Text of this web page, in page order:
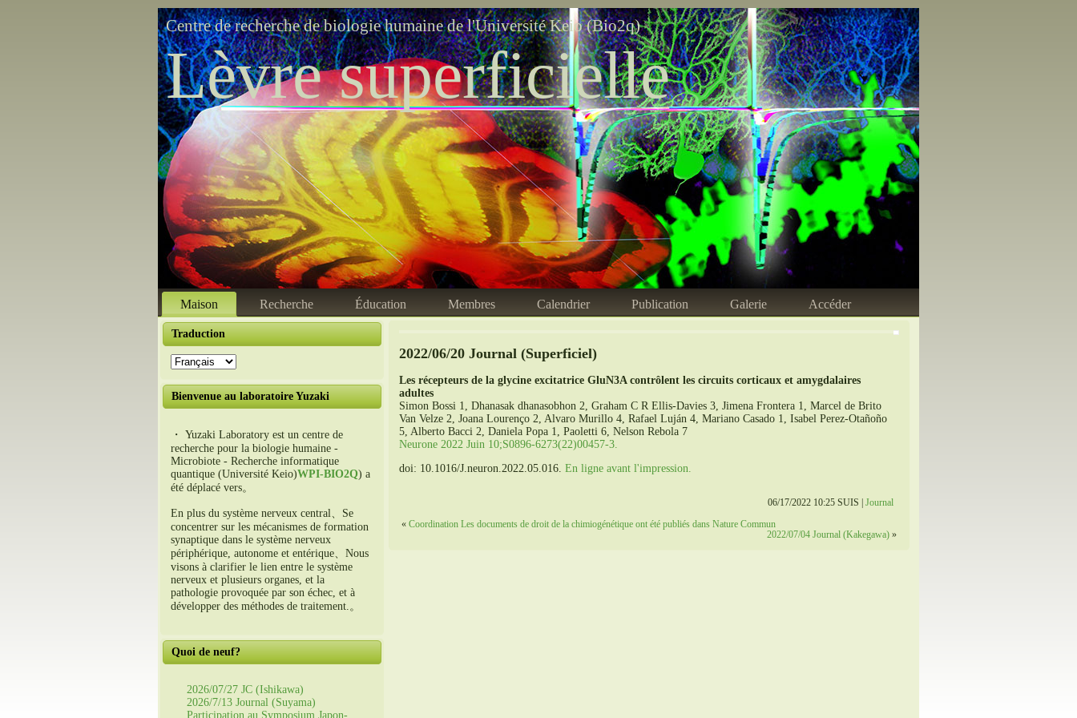
Centre de recherche de biologie humaine de l'Université Keio (Bio2q)
Lèvre superficielle
Maison Recherche Éducation Membres Calendrier Publication Galerie Accéder
Traduction
Bienvenue au laboratoire Yuzaki
・ Yuzaki Laboratory est un centre de
recherche pour la biologie humaine -
Microbiote - Recherche informatique
quantique (Université Keio)WPI-BIO2Q) a
été déplacé vers。
En plus du système nerveux central、Se
concentrer sur les mécanismes de formation
synaptique dans le système nerveux
périphérique, autonome et entérique、Nous
visons à clarifier le lien entre le système
nerveux et plusieurs organes, et la
pathologie provoquée par son échec, et à
développer des méthodes de traitement.。
Quoi de neuf?
2026/07/27 JC (Ishikawa)
2026/7/13 Journal (Suyama)
Participation au Symposium Japon-
2022/06/20 Journal (Superficiel)
Les récepteurs de la glycine excitatrice GluN3A contrôlent les circuits corticaux et amygdalaires
adultes
Simon Bossi 1, Dhanasak dhanasobhon 2, Graham C R Ellis-Davies 3, Jimena Frontera 1, Marcel de Brito
Van Velze 2, Joana Lourenço 2, Alvaro Murillo 4, Rafael Luján 4, Mariano Casado 1, Isabel Perez-Otañoño
5, Alberto Bacci 2, Daniela Popa 1, Paoletti 6, Nelson Rebola 7
Neurone 2022 Juin 10;S0896-6273(22)00457-3.
doi: 10.1016/J.neuron.2022.05.016. En ligne avant l'impression.
06/17/2022 10:25 SUIS |Journal
« Coordination Les documents de droit de la chimiogénétique ont été publiés dans Nature Commun
2022/07/04 Journal (Kakegawa)»